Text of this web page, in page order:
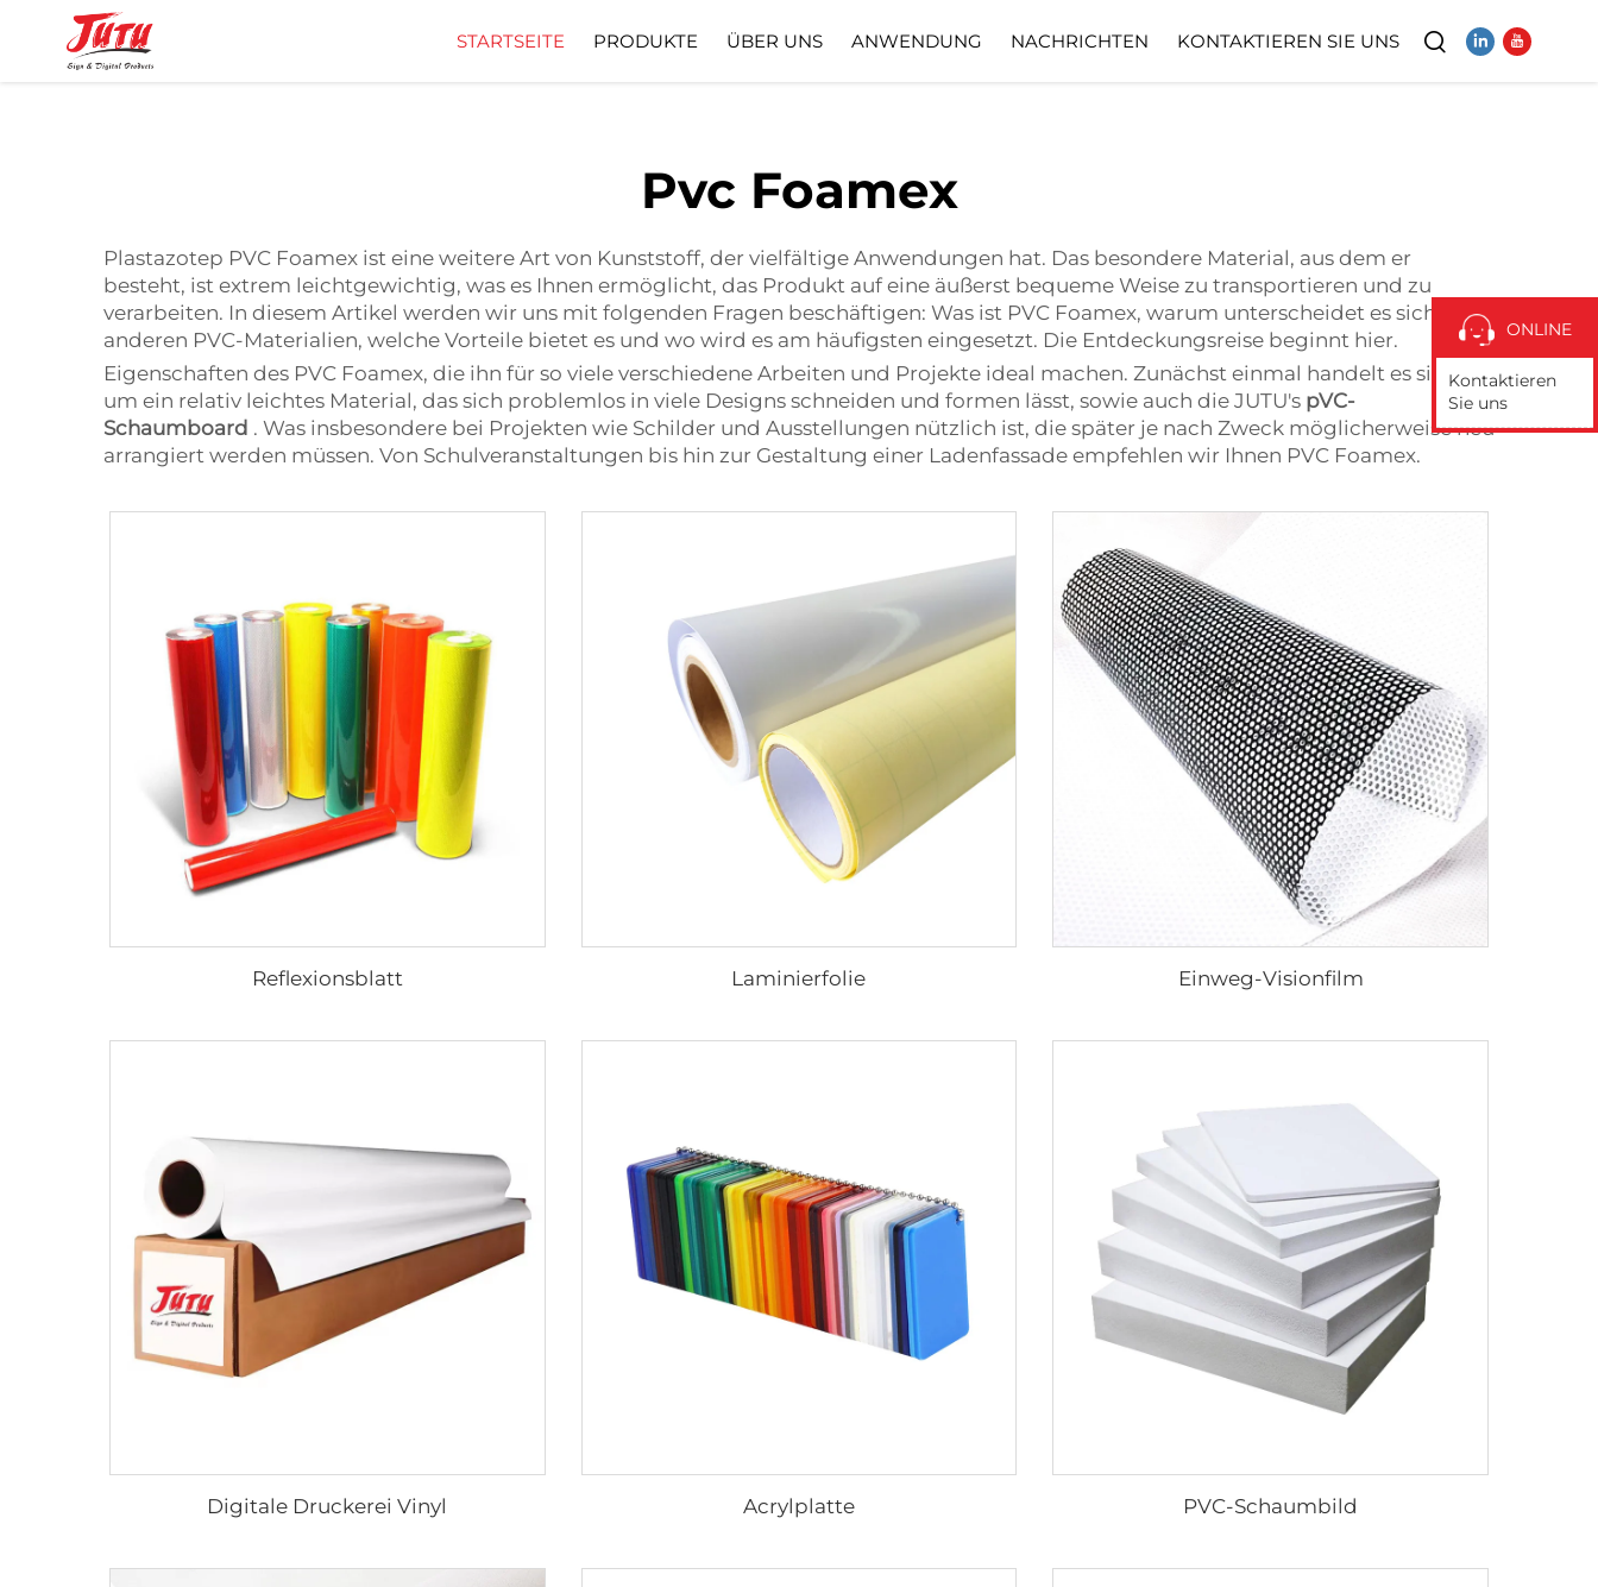
STARTSEITE PRODUKTE ÜBER UNS ANWENDUNG NACHRICHTEN KONTAKTIEREN SIE UNS
ONLINE
Kontaktieren
Sie uns
Pvc Foamex
Plastazotep PVC Foamex ist eine weitere Art von Kunststoff, der vielfältige Anwendungen hat. Das besondere Material, aus dem er
besteht, ist extrem leichtgewichtig, was es Ihnen ermöglicht, das Produkt auf eine äußerst bequeme Weise zu transportieren und zu
verarbeiten. In diesem Artikel werden wir uns mit folgenden Fragen beschäftigen: Was ist PVC Foamex, warum unterscheidet es sich von
anderen PVC-Materialien, welche Vorteile bietet es und wo wird es am häufigsten eingesetzt. Die Entdeckungsreise beginnt hier.
Eigenschaften des PVC Foamex, die ihn für so viele verschiedene Arbeiten und Projekte ideal machen. Zunächst einmal handelt es sich
um ein relativ leichtes Material, das sich problemlos in viele Designs schneiden und formen lässt, sowie auch die JUTU's pVC-
Schaumboard . Was insbesondere bei Projekten wie Schilder und Ausstellungen nützlich ist, die später je nach Zweck möglicherweise neu
arrangiert werden müssen. Von Schulveranstaltungen bis hin zur Gestaltung einer Ladenfassade empfehlen wir Ihnen PVC Foamex.
Reflexionsblatt Laminierfolie Einweg-Visionfilm
Digitale Druckerei Vinyl Acrylplatte PVC-Schaumbild